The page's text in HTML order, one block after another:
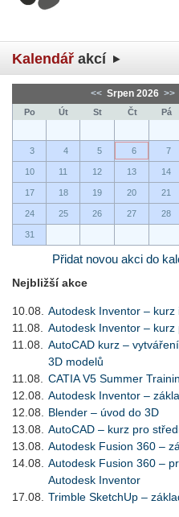
Kalendář akcí
<< Srpen 2026 >>
Po Út St Čt Pá
3 4 5 6 7
10 11 12 13 14
17 18 19 20 21
24 25 26 27 28
31
Přidat novou akci do
Nejbližší akce
10.08.
Autodesk Inventor – kurz
11.08.
Autodesk Inventor – kurz
11.08.
AutoCAD kurz –
3D modelů
11.08.
CATIA V5 Summer
12.08.
Autodesk Inventor –
12.08.
Blender – úvod do 3D
13.08.
AutoCAD – kurz pro
13.08.
Autodesk Fusion 360 –
14.08.
Autodesk Fusion 360 –
Autodesk Inventor
17.08.
Trimble SketchUp –